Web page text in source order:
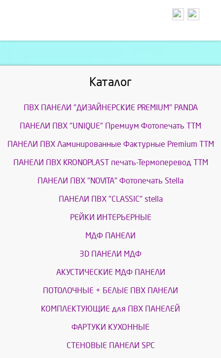
Каталог
ПВХ ПАНЕЛИ "ДИЗАЙНЕРСКИЕ PREMIUM" PANDA
ПАНЕЛИ ПВХ "UNIQUE" Премиум Фотопечать ТТМ
ПАНЕЛИ ПВХ Ламинированные Фактурные Premium ТТМ
ПАНЕЛИ ПВХ KRONOPLAST печать-Термоперевод ТТМ
ПАНЕЛИ ПВХ "NOVITA" Фотопечать Stella
ПАНЕЛИ ПВХ "CLASSIC" stella
РЕЙКИ ИНТЕРЬЕРНЫЕ
МДФ ПАНЕЛИ
3D ПАНЕЛИ МДФ
АКУСТИЧЕСКИЕ МДФ ПАНЕЛИ
ПОТОЛОЧНЫЕ + БЕЛЫЕ ПВХ ПАНЕЛИ
КОМПЛЕКТУЮЩИЕ для ПВХ ПАНЕЛЕЙ
ФАРТУКИ КУХОННЫЕ
СТЕНОВЫЕ ПАНЕЛИ SPC